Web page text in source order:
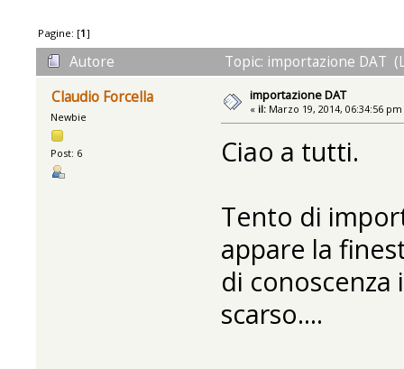
Pagine: [1]
Autore
Topic: importazione DAT
Claudio Forcella
Newbie
Post: 6
importazione DAT
« il: Marzo 19, 2014, 06:34:56
Ciao a tutti.
Tento di
appare la
di
scarso....